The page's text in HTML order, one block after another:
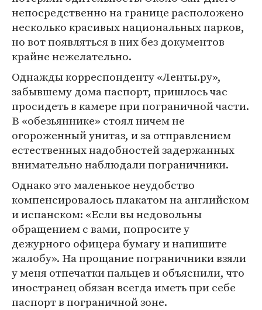
непосредственно на границе расположено
несколько красивых национальных парков,
но вот появляться в них без документов
крайне нежелательно.
Однажды корреспонденту «Ленты.ру»,
забывшему дома паспорт, пришлось час
просидеть в камере при пограничной части.
В «обезьяннике» стоял ничем не
огороженный унитаз, и за отправлением
естественных надобностей задержанных
внимательно наблюдали пограничники.
Однако это маленькое неудобство
компенсировалось плакатом на английском
и испанском: «Если вы недовольны
обращением с вами, попросите у
дежурного офицера бумагу и напишите
жалобу». На прощание пограничники взяли
у меня отпечатки пальцев и объяснили, что
иностранец обязан всегда иметь при себе
паспорт в пограничной зоне.